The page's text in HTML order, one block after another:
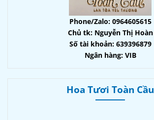
Phone/Zalo: 0964605615
Chủ tk: Nguyễn Thị Hoàn
Số tài khoản: 639396879
Ngân hàng: VIB
Hoa Tươi Toàn Cầu